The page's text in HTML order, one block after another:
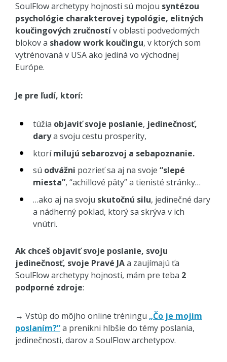
SoulFlow archetypy hojnosti sú mojou syntézou
psychológie charakterovej typológie, elitných
koučingových zručnostív oblasti podvedomých
blokov a shadow work koučingu, v ktorých som
vytrénovaná v USA ako jediná vo východnej
Európe.
Je pre ľudí, ktorí:
túžia objaviť svoje poslanie, jedinečnosť,
darya svoju cestu prosperity,
ktorímilujú sebarozvoj a sebapoznanie.
sú odvážni pozrieť sa aj na svoje “slepé
miesta”, “achillové päty” a tienisté stránky…
…ako aj na svoju skutočnú silu, jedinečné dary
a nádherný poklad, ktorý sa skrýva v ich
vnútri.
Ak chceš objaviť svoje poslanie, svoju
jedinečnosť, svoje Pravé JAa zaujímajú ťa
SoulFlow archetypy hojnosti, mám pre teba 2
podporné zdroje:
→ Vstúp do môjho online tréningu „Čo je mojim
poslaním?”a prenikni hlbšie do témy poslania,
jedinečnosti, darov a SoulFlow archetypov.